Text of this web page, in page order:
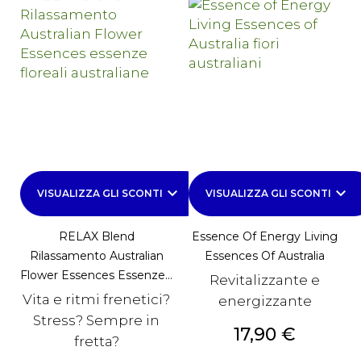
VISUALIZZA GLI SCONTI keyboard_arrow_down
RELAX Blend
Rilassamento Australian
Flower Essences Essenze...
Vita e ritmi frenetici?
Stress? Sempre in
fretta?
VISUALIZZA GLI SCONTI keyboard_arrow_down
Essence Of Energy Living
Essences Of Australia
Revitalizzante e
energizzante
Prezzo
17,90 €